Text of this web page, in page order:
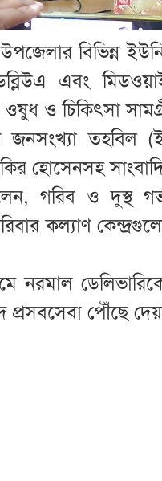
বিভিন্ন
এবং
ও চিকিৎসা
জনসংখ্যা তহবিল
হোসেনসহ
গরিব ও দুস্থ
কল্যাণ
নরমাল
প্রসবসেবা পৌঁছে